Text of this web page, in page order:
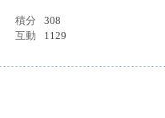
積分 308
互動 1129